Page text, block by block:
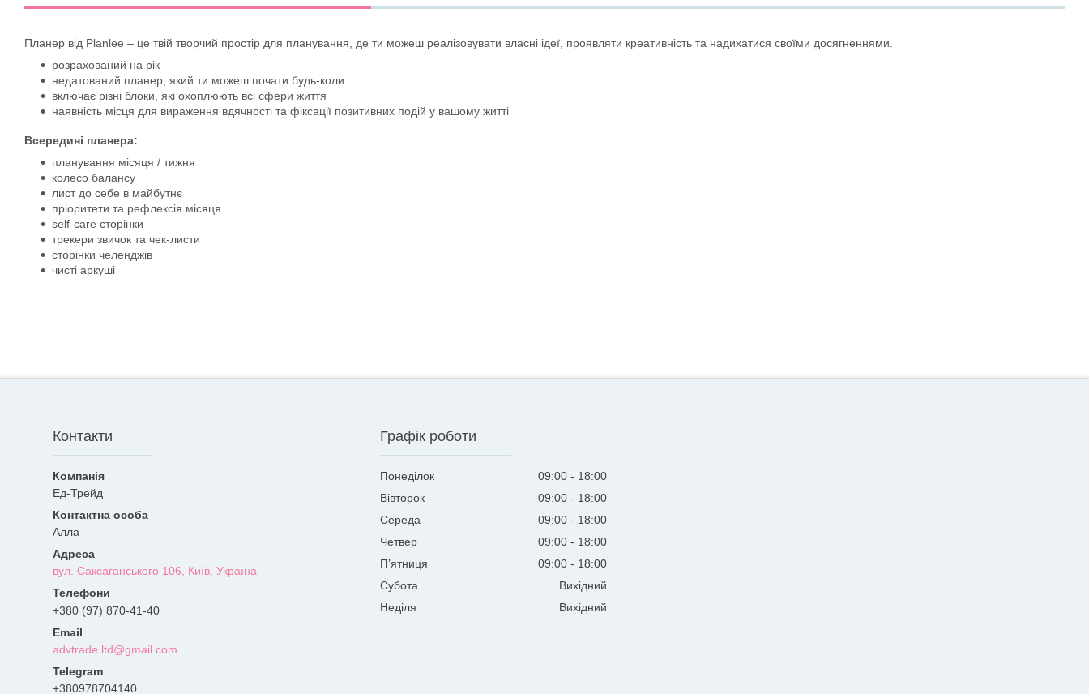
Планер від Planlee – це твій творчий простір для планування, де ти можеш реалізовувати власні ідеї, проявляти креативність та надихатися своїми досягненнями.
розрахований на рік
недатований планер, який ти можеш почати будь-коли
включає різні блоки, які охоплюють всі сфери життя
наявність місця для вираження вдячності та фіксації позитивних подій у вашому житті
Всередині планера:
планування місяця / тижня
колесо балансу
лист до себе в майбутнє
пріоритети та рефлексія місяця
self-care сторінки
трекери звичок та чек-листи
сторінки челенджів
чисті аркуші
Контакти
Ед-Трейд
Алла
вул. Саксаганського 106, Київ, Україна
+380 (97) 870-41-40
advtrade.ltd@gmail.com
+380978704140
Графік роботи
Понеділок 09:00
18:00
Вівторок
09:00
18:00
Середа
09:00
18:00
Четвер
09:00
18:00
Пʼятниця
09:00
18:00
Субота
Вихідний
Неділя
Вихідний